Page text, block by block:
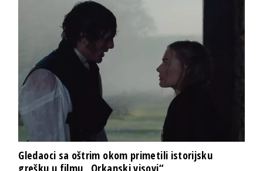
Gledaoci sa oštrim okom primetili istorijsku
grešku u filmu „Orkanski visovi“